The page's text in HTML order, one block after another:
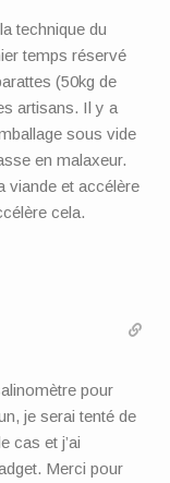
technique du
temps réservé
(50kg de
artisans. Il y a
sous vide
en malaxeur.
viande et accélère
cela.
pour
je serai tenté de
cas et j’ai
Merci pour